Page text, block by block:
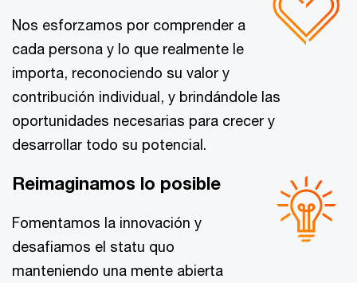
Nos esforzamos por comprender a
cada persona y lo que realmente le
importa, reconociendo su valor y
contribución individual, y brindándole las
oportunidades necesarias para crecer y
desarrollar todo su potencial.
Reimaginamos lo posible
Fomentamos la innovación y
desafiamos el statu quo
manteniendo una mente abierta